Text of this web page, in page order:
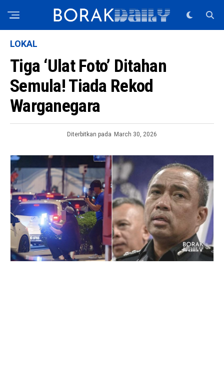
LOKAL
Tiga ‘Ulat Foto’ Ditahan
Semula! Tiada Rekod
Warganegara
Diterbitkan pada March 30, 2026